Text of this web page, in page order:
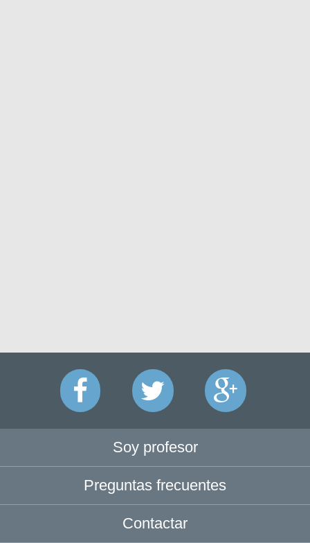
Soy profesor
Preguntas frecuentes
Contactar